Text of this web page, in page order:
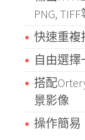
PNG,
快速重複
自由選擇
搭配
景影像
操作簡易